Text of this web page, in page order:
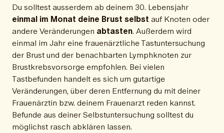
Du solltest ausserdem ab deinem 30. Lebensjahr
einmal im Monat deine Brust selbst auf Knoten oder
andere Veränderungen abtasten. Außerdem wird
einmal im Jahr eine frauenärztliche Tastuntersuchung
der Brust und der benachbarten Lymphknoten zur
Brustkrebsvorsorge empfohlen. Bei vielen
Tastbefunden handelt es sich um gutartige
Veränderungen, über deren Entfernung du mit deiner
Frauenärztin bzw. deinem Frauenarzt reden kannst.
Befunde aus deiner Selbstuntersuchung solltest du
möglichst rasch abklären lassen.